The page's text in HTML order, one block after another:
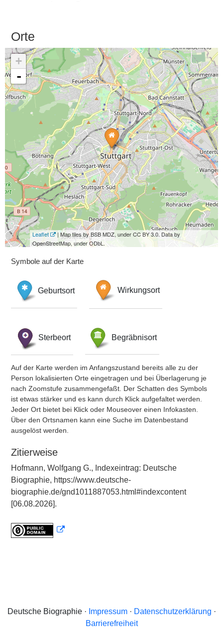
Orte
+
-
Leaflet
| Map tiles by BSB MDZ, under CC BY 3.0. Data by
OpenStreetMap, under ODbL.
Symbole auf der Karte
Geburtsort Wirkungsort
Sterbeort Begräbnisort
Auf der Karte werden im Anfangszustand bereits alle zu der
Person lokalisierten Orte eingetragen und bei Überlagerung je
nach Zoomstufe zusammengefaßt. Der Schatten des Symbols
ist etwas stärker und es kann durch Klick aufgefaltet werden.
Jeder Ort bietet bei Klick oder Mouseover einen Infokasten.
Über den Ortsnamen kann eine Suche im Datenbestand
ausgelöst werden.
Zitierweise
Hofmann, Wolfgang G., Indexeintrag: Deutsche
Biographie, https://www.deutsche-
biographie.de/gnd1011887053.html#indexcontent
[06.08.2026].
Deutsche Biographie · Impressum· Datenschutzerklärung ·
Barrierefreiheit